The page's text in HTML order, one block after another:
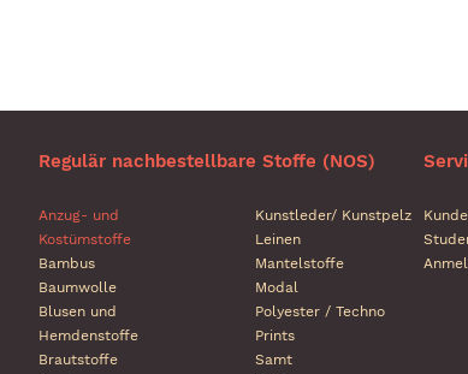
Regulär nachbestellbare Stoffe (NOS)
Anzug- und
Kostümstoffe
Bambus
Baumwolle
Blusen und
Hemdenstoffe
Brautstoffe
Kunstleder/ Kunstpelz
Leinen
Mantelstoffe
Modal
Polyester / Techno
Prints
Samt